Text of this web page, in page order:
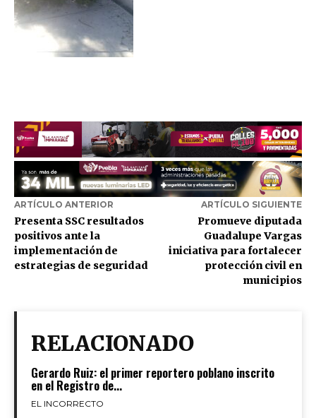
ARTÍCULO ANTERIOR
Presenta SSC resultados
positivos ante la
implementación de
estrategias de seguridad
ARTÍCULO SIGUIENTE
Promueve diputada
Guadalupe Vargas
iniciativa para fortalecer
protección civil en
municipios
RELACIONADO
Gerardo Ruiz: el primer reportero poblano inscrito
en el Registro de...
EL INCORRECTO